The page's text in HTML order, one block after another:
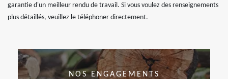
garantie d'un meilleur rendu de travail. Si vous voulez des renseignements
plus détaillés, veuillez le téléphoner directement.
NOS ENGAGEMENTS